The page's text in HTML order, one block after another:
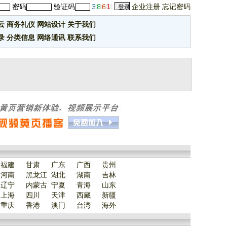
密码 验证码 企业注册 忘记密码
商务礼仪 网站设计 关于我们
分类信息 网络通讯 联系我们
福建 甘肃 广东 广西
贵州
河南
黑龙江 湖北 湖南
吉林
辽宁
内蒙古 宁夏 青海
山东
上海
四川 天津 西藏
新疆
重庆
香港 澳门 台湾 海外